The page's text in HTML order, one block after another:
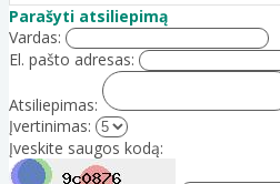
Parašyti atsiliepimą
Vardas:
El. pašto adresas:
Atsiliepimas:
Įvertinimas:
Įveskite saugos kodą: